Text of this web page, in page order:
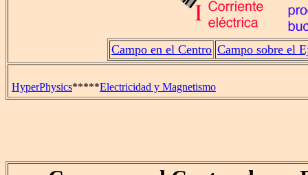
Campo en el Centro Campo sobre el
HyperPhysics*****Electricidad y Magnetismo